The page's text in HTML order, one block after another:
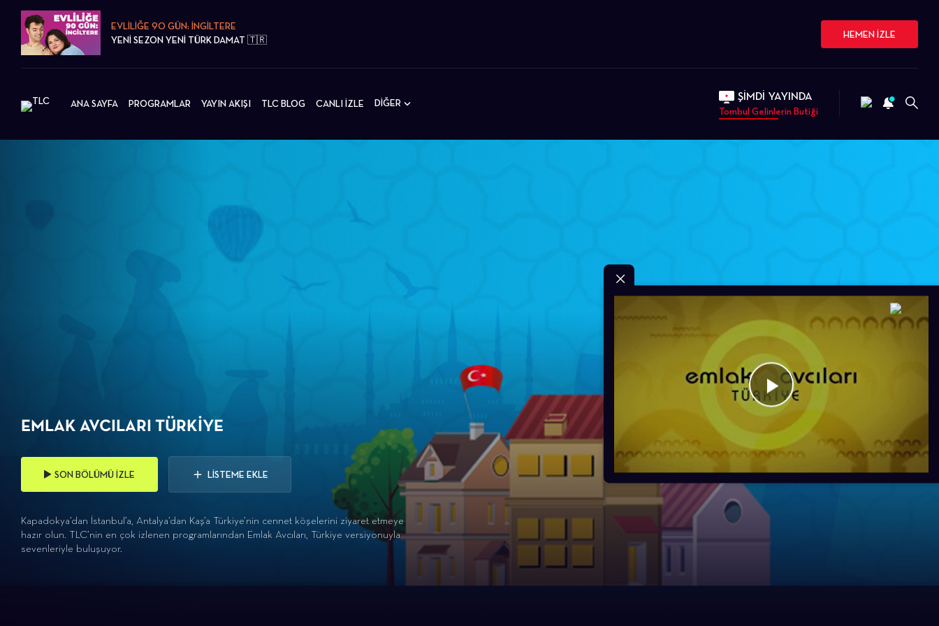
EVLİLİĞE 90 GÜN: İNGİLTERE
YENİ SEZON YENİ TÜRK DAMAT 🇹🇷
HEMEN İZLE
ANA SAYFA PROGRAMLAR YAYIN AKIŞI TLC BLOG CANLI İZLE DİĞER ŞİMDİ YAYINDA
Tombul Gelinlerin Butiği
EMLAK AVCILARI TÜRKIYE
SON BÖLÜMÜ İZLE LİSTEME EKLE
Kapadokya’dan İstanbul’a, Antalya’dan Kaş’a Türkiye’nin cennet köşelerini ziyaret etmeye
hazır olun. TLC’nin en çok izlenen programlarından Emlak Avcıları, Türkiye versiyonuyla
sevenleriyle buluşuyor.
Videoyu
Oynat